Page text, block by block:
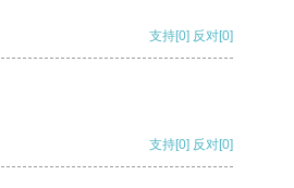
支持[0] 反对[0]
支持[0] 反对[0]